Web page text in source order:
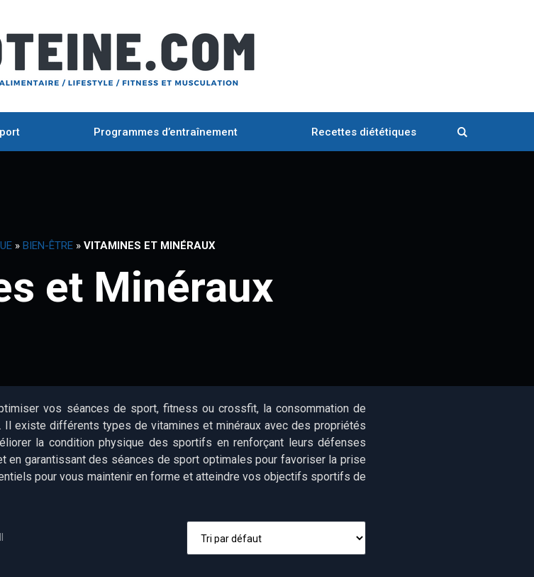
Programmes d’entraînement Recettes diététiques
» BIEN-ÊTRE » VITAMINES ET MINÉRAUX
et Minéraux
vos séances de sport, fitness ou crossfit, la consommation de
existe différents types de vitamines et minéraux avec des propriétés
la condition physique des sportifs en renforçant leurs défenses
en garantissant des séances de sport optimales pour favoriser la prise
pour vous maintenir en forme et atteindre vos objectifs sportifs de